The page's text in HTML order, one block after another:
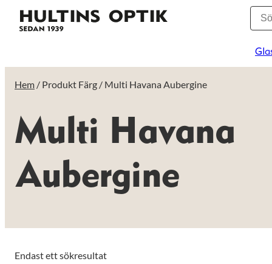
Hem / Produkt Färg / Multi Havana Aubergine
Multi Havana
Aubergine
Endast ett sökresultat